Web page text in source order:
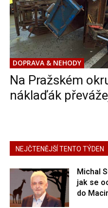
DOPRAVA & NEHODY
Na Pražském
náklaďák
NEJČTENĚJŠÍ TENTO TÝDEN
Michal
jak se
do